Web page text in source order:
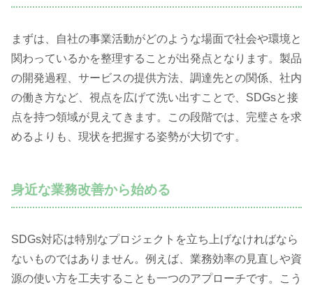
まずは、自社の事業活動がどのような場面で社会や環境と
関わっているかを整理することが出発点となります。製品
の開発過程、サービスの提供方法、調達先との関係、社内
の働き方など、視点を広げて洗い出すことで、SDGsと接
点を持つ領域が見えてきます。この段階では、完璧さを求
めるよりも、現状を把握する姿勢が大切です。
身近な業務改善から始める
SDGs対応は特別なプロジェクトを立ち上げなければなら
ないものではありません。例えば、業務効率の見直しや資
源の使い方を工夫することも一つのアプローチです。こう